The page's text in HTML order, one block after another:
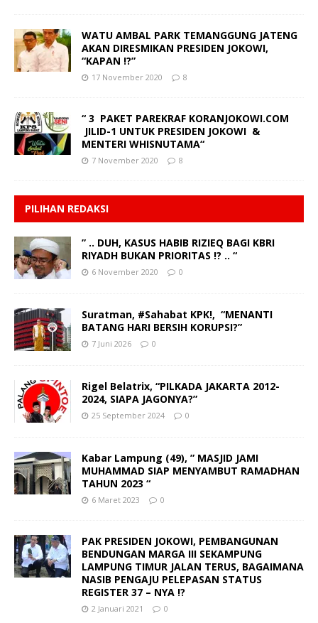
WATU AMBAL PARK TEMANGGUNG JATENG
AKAN DIRESMIKAN PRESIDEN JOKOWI,
“KAPAN !?”
17 November 2020 8
“ 3 PAKET PAREKRAF KORANJOKOWI.COM
JILID-1 UNTUK PRESIDEN JOKOWI &
MENTERI WHISNUTAMA“
7 November 2020 8
PILIHAN REDAKSI
” .. DUH, KASUS HABIB RIZIEQ BAGI KBRI
RIYADH BUKAN PRIORITAS !? .. “
6 November 2020 0
Suratman, #Sahabat KPK!, “MENANTI
BATANG HARI BERSIH KORUPSI?”
7 Juni 2026 0
Rigel Belatrix, “PILKADA JAKARTA 2012-
2024, SIAPA JAGONYA?”
25 September 2024 0
Kabar Lampung (49), ” MASJID JAMI
MUHAMMAD SIAP MENYAMBUT RAMADHAN
TAHUN 2023 “
6 Maret 2023 0
PAK PRESIDEN JOKOWI, PEMBANGUNAN
BENDUNGAN MARGA III SEKAMPUNG
LAMPUNG TIMUR JALAN TERUS, BAGAIMANA
NASIB PENGAJU PELEPASAN STATUS
REGISTER 37 – NYA !?
2 Januari 2021 0